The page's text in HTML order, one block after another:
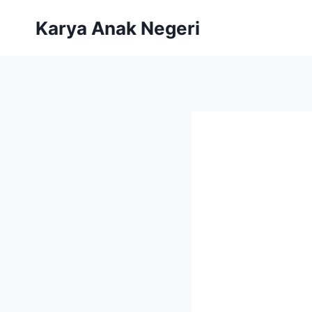
Karya Anak Negeri